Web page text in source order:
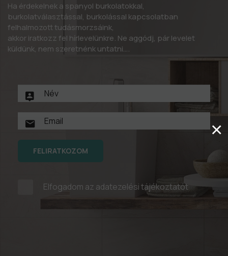
Ha érdekelnek a spanyol burkolatokkal,
burkolatválasztással, burkolással kapcsolatban
felhalmozott tudásmorzsáink,
akkor iratkozz fel hírlevelünkre. Ne aggódj, pár levelet
küldünk, nem szeretnénk untatni….
FELIRATKOZOM
Elfogadom az adatezelési tájékoztatót
×